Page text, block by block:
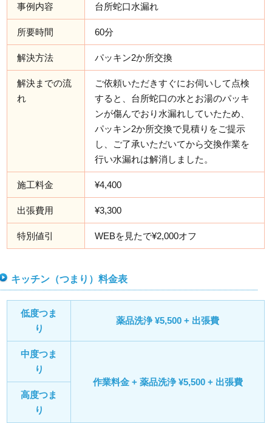
事例内容 台所蛇口水漏れ
所要時間 60分
解決方法 パッキン2か所交換
解決までの流
れ
ご依頼いただきすぐにお伺いして点検
すると、台所蛇口の水とお湯のパッキ
ンが傷んでおり水漏れしていたため、
パッキン2か所交換で見積りをご提示
し、ご了承いただいてから交換作業を
行い水漏れは解消しました。
施工料金 ¥4,400
出張費用 ¥3,300
特別値引 WEBを見たで¥2,000オフ
キッチン（つまり）料金表
低度つま
り
薬品洗浄 ¥5,500 + 出張費
中度つま
り
作業料金 + 薬品洗浄 ¥5,500 + 出張費
高度つま
り